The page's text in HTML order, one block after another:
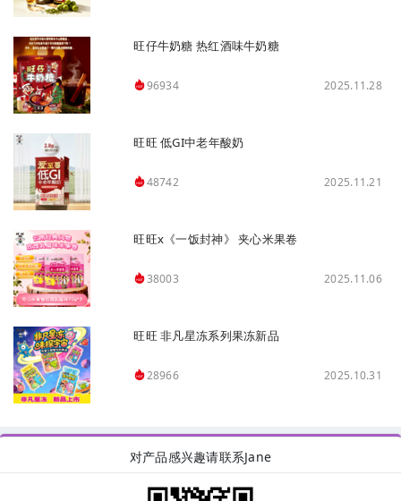
旺仔牛奶糖 热红酒味牛奶糖
96934 2025.11.28
旺旺 低GI中老年酸奶
48742 2025.11.21
旺旺x《一饭封神》 夹心米果卷
38003 2025.11.06
旺旺 非凡星冻系列果冻新品
28966 2025.10.31
对产品感兴趣请联系Jane